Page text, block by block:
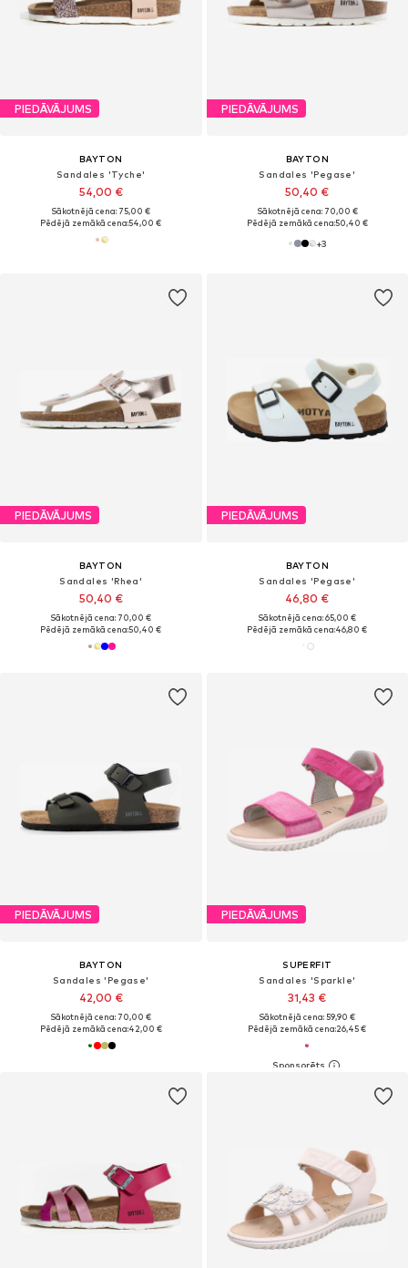
PIEDĀVĀJUMS
BAYTON
Sandales 'Tyche'
54,00 €
Sākotnējā cena: 75,00 €
Pēdējā zemākā cena:54,00 €
PIEDĀVĀJUMS
BAYTON
Sandales 'Pegase'
50,40 €
Sākotnējā cena: 70,00 €
Pēdējā zemākā cena:50,40 €
+3
PIEDĀVĀJUMS
BAYTON
Sandales 'Rhea'
50,40 €
Sākotnējā cena: 70,00 €
Pēdējā zemākā cena:50,40 €
PIEDĀVĀJUMS
BAYTON
Sandales 'Pegase'
46,80 €
Sākotnējā cena: 65,00 €
Pēdējā zemākā cena:46,80 €
PIEDĀVĀJUMS
BAYTON
Sandales 'Pegase'
42,00 €
Sākotnējā cena: 70,00 €
Pēdējā zemākā cena:42,00 €
PIEDĀVĀJUMS
SUPERFIT
Sandales 'Sparkle'
31,43 €
Sākotnējā cena: 59,90 €
Pēdējā zemākā cena:26,45 €